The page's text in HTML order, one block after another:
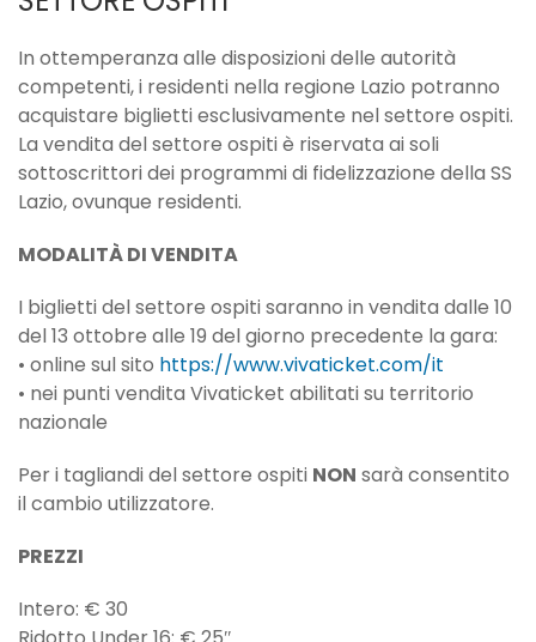
In ottemperanza alle disposizioni delle autorità
competenti, i residenti nella regione Lazio potranno
acquistare biglietti esclusivamente nel settore ospiti.
La vendita del settore ospiti è riservata ai soli
sottoscrittori dei programmi di fidelizzazione della SS
Lazio, ovunque residenti.
MODALITÀ DI VENDITA
I biglietti del settore ospiti saranno in vendita dalle 10
del 13 ottobre alle 19 del giorno precedente la gara:
•⁠ ⁠⁠online sul sito https://www.vivaticket.com/it
•⁠ ⁠⁠nei punti vendita Vivaticket abilitati su territorio
nazionale
Per i tagliandi del settore ospiti NON sarà consentito
il cambio utilizzatore.
PREZZI
Intero: € 30